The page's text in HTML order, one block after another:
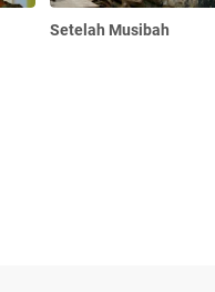
Setelah Musibah